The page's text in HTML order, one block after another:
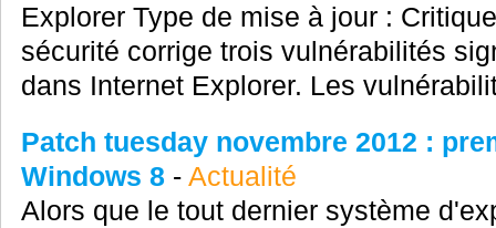
Explorer Type de mise à jour :
sécurité corrige trois vulnérabilités
dans Internet Explorer. Les
Patch tuesday novembre 2012 :
Windows 8- Actualité
Alors que le tout dernier système